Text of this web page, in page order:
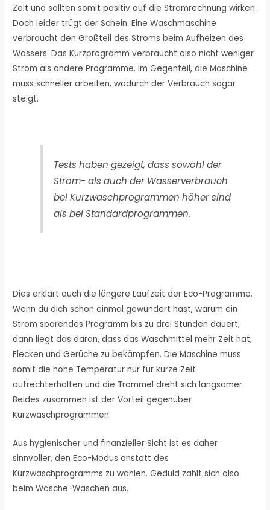
Zeit und sollten somit positiv auf die Stromrechnung wirken.
Doch leider trügt der Schein: Eine Waschmaschine
verbraucht den Großteil des Stroms beim Aufheizen des
Wassers. Das Kurzprogramm verbraucht also nicht weniger
Strom als andere Programme. Im Gegenteil, die Maschine
muss schneller arbeiten, wodurch der Verbrauch sogar
steigt.
Tests haben gezeigt, dass sowohl der
Strom- als auch der Wasserverbrauch
bei Kurzwaschprogrammen höher sind
als bei Standardprogrammen.
Dies erklärt auch die längere Laufzeit der Eco-Programme.
Wenn du dich schon einmal gewundert hast, warum ein
Strom sparendes Programm bis zu drei Stunden dauert,
dann liegt das daran, dass das Waschmittel mehr Zeit hat,
Flecken und Gerüche zu bekämpfen. Die Maschine muss
somit die hohe Temperatur nur für kurze Zeit
aufrechterhalten und die Trommel dreht sich langsamer.
Beides zusammen ist der Vorteil gegenüber
Kurzwaschprogrammen.
Aus hygienischer und finanzieller Sicht ist es daher
sinnvoller, den Eco-Modus anstatt des
Kurzwaschprogramms zu wählen. Geduld zahlt sich also
beim Wäsche-Waschen aus.